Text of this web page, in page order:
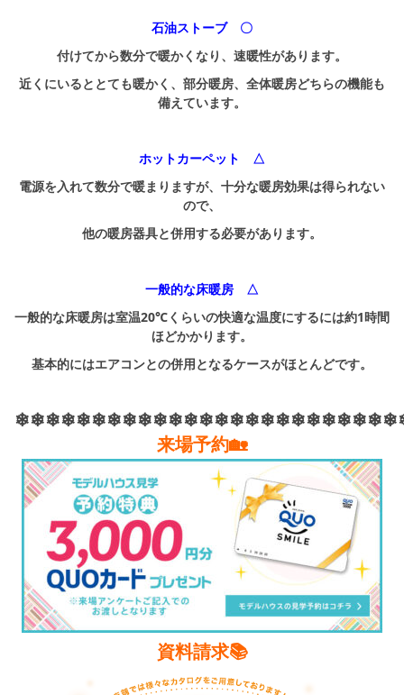
石油ストーブ 〇
付けてから数分で暖かくなり、速暖性があります。
近くにいるととても暖かく、部分暖房、全体暖房どちらの機能も
備えています。
ホットカーペット △
電源を入れて数分で暖まりますが、十分な暖房効果は得られない
ので、
他の暖房器具と併用する必要があります。
一般的な床暖房 △
一般的な床暖房は室温20℃くらいの快適な温度にするには約1時間
ほどかかります。
基本的にはエアコンとの併用となるケースがほとんどです。
来場予約🏡
資料請求📚